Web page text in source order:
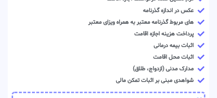
عکس در اندازه گذرنامه
های مربوط گذرنامه معتبر به همراه ویزای معتبر
پرداخت هزینه اجازه اقامت
اثبات بیمه درمانی
اثبات محل اقامت
مدارک مدنی (ازدواج، طلاق)
شواهدی مبنی بر اثبات تمکن مالی